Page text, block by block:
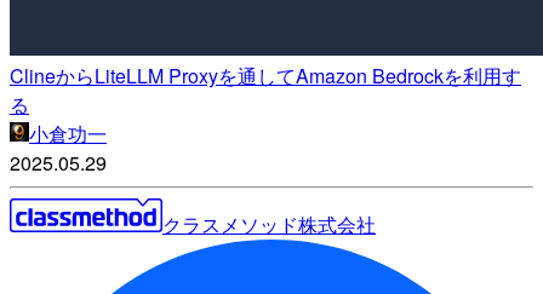
ClineからLiteLLM Proxyを通してAmazon Bedrockを利用す
る
小倉功一
2025.05.29
クラスメソッド株式会社